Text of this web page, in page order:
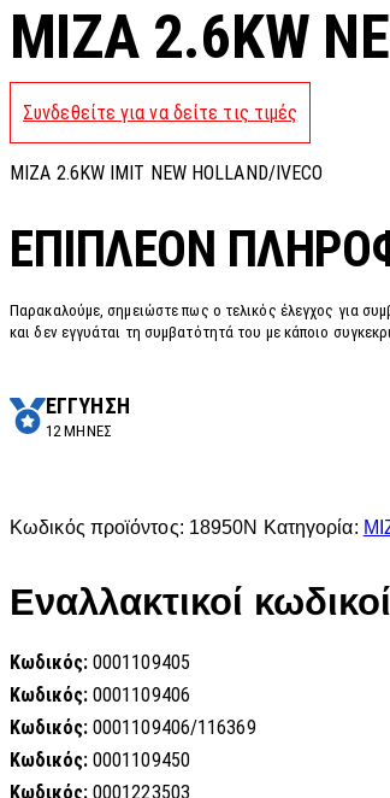
MIZA 2.6KW
Συνδεθείτε για να δείτε τις τιμές
MIZA 2.6KW IMIT NEW HOLLAND/IVECO
ΕΠΙΠΛΈΟΝ
Παρακαλούμε, σημειώστε πως ο τελικός έλεγχος για
και δεν εγγυάται τη συμβατότητά του με κάποιο
ΕΓΓΥΗΣΗ
12 ΜΗΝΕΣ
Κωδικός προϊόντος: 18950N Κατηγορία:
Εναλλακτικοί κωδικοί
Κωδικός: 0001109405
Κωδικός: 0001109406
Κωδικός: 0001109406/116369
Κωδικός: 0001109450
Κωδικός: 0001223503